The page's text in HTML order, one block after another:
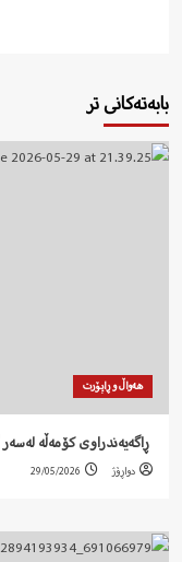
بابەتەکانی تر
هەواڵ و ڕاپۆرت
ڕاگەیەندراوی کۆمەڵە
دواڕۆژ 29/05/2026